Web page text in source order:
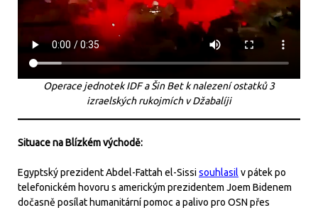
Operace jednotek IDF a Šin Bet k nalezení ostatků 3
izraelských rukojmích v Džabalíji
Situace na Blízkém východě:
Egyptský prezident Abdel-Fattah el-Sissisouhlasil v pátek po
telefonickém hovoru s americkým prezidentem Joem Bidenem
dočasně posílat humanitární pomoc a palivo pro OSN přes